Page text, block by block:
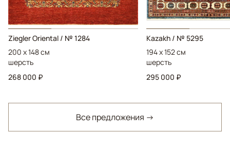
Ziegler Oriental / № 1284
200 x 148 см
шерсть
268 000 ₽
Kazakh / № 5295
194 x 152 см
шерсть
295 000 ₽
Все предложения →